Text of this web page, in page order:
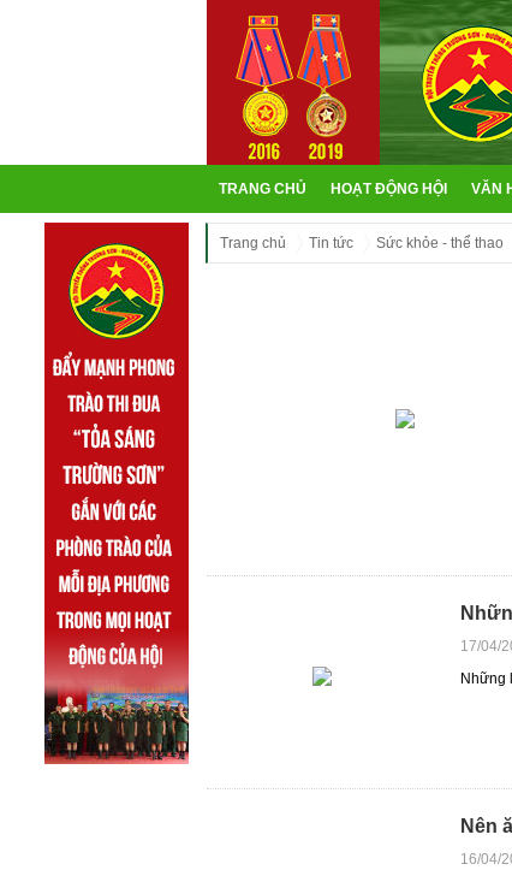
TRANG CHỦ HOẠT ĐỘNG HỘI VĂN
Trang chủ Tin tức Sức khỏe - thể thao
17/04/
Những
Nên
16/04/